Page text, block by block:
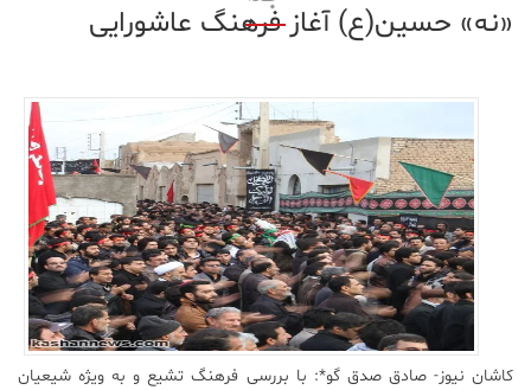
فرهنگ
ورزشی
زیست
فناوری
«نه» حسین(ع) آغاز فرهنگ عاشورایی
کاشان نیوز- صادق صدق گو*: با بررسی فرهنگ تشيع و به ویژه شيعيان